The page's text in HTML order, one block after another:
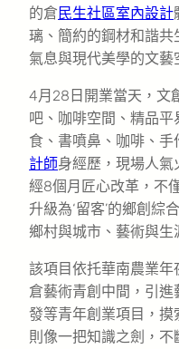
的倉 民生社區室內設計
璃、簡約的鋼材和諧
氣息與現代美學的文藝
4月28日開業當天，文
吧、咖啡空間、精品
食、書噴鼻、咖啡、
計師身經歷，現場人氣
經8個月匠心改革，不
升級為‘留客’的鄉創綜
鄉村與城市、藝術與生
該項目依托華南農業
倉藝術青創中間，引
發等青年創業項目，摸
則像一把知識之劍，